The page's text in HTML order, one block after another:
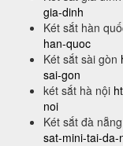
gia-dinh
Két sắt hàn
han-quoc
Két sắt sài gòn
sai-gon
két sắt hà nội
noi
Két sắt đà
sat-mini-tai-da-